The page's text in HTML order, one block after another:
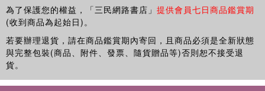
為了保護您的權益，「三民網路書店」 提供會員七日商品鑑賞期
(收到商品為起始日)。
若要辦理退貨，請在商品鑑賞期內寄回，且商品必須是全新狀態
與完整包裝(商品、附件、發票、隨貨贈品等)否則恕不接受退
貨。